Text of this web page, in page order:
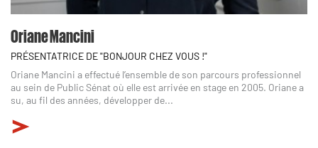
Oriane Mancini
PRÉSENTATRICE DE "BONJOUR CHEZ VOUS !"
Oriane Mancini a effectué l’ensemble de son parcours professionnel
au sein de Public Sénat où elle est arrivée en stage en 2005. Oriane a
su, au fil des années, développer de...